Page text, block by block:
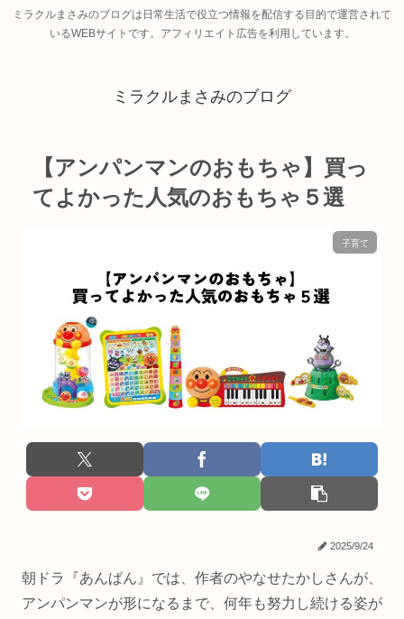
ミラクルまさみのブログは日常生活で役立つ情報を配信する目的で運営されて
いるWEBサイトです。アフィリエイト広告を利用しています。
ミラクルまさみのブログ
【アンパンマンのおもちゃ】買っ
てよかった人気のおもちゃ５選
子育て
2025/9/24
朝ドラ『あんぱん』では、作者のやなせたかしさんが、
アンパンマンが形になるまで、何年も努力し続ける姿が